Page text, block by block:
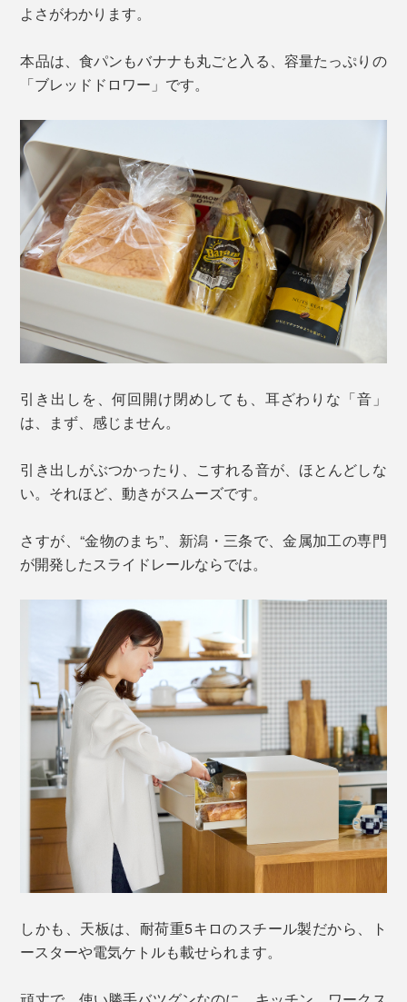
よさがわかります。
本品は、食パンもバナナも丸ごと入る、容量たっぷりの
「ブレッドドロワー」です。
引き出しを、何回開け閉めしても、耳ざわりな「音」
は、まず、感じません。
引き出しがぶつかったり、こすれる音が、ほとんどしな
い。それほど、動きがスムーズです。
さすが、“金物のまち”、新潟・三条で、金属加工の専門
が開発したスライドレールならでは。
しかも、天板は、耐荷重5キロのスチール製だから、ト
ースターや電気ケトルも載せられます。